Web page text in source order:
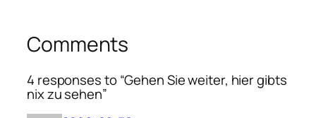
Comments
4 responses to “Gehen Sie weiter, hier gibts
nix zu sehen”